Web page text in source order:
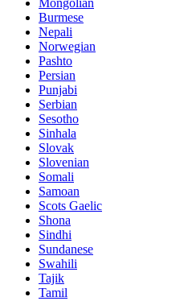
Mongolian
Burmese
Nepali
Norwegian
Pashto
Persian
Punjabi
Serbian
Sesotho
Sinhala
Slovak
Slovenian
Somali
Samoan
Scots Gaelic
Shona
Sindhi
Sundanese
Swahili
Tajik
Tamil